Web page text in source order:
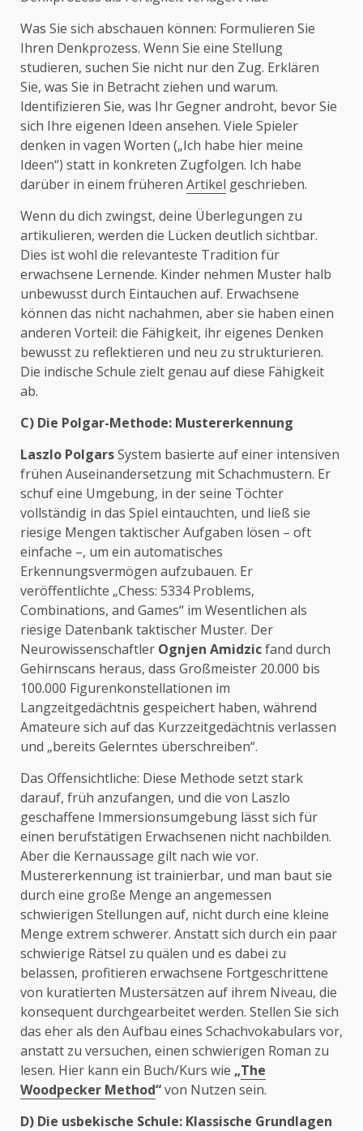
Was Sie sich abschauen können: Formulieren Sie
Ihren Denkprozess. Wenn Sie eine Stellung
studieren, suchen Sie nicht nur den Zug. Erklären
Sie, was Sie in Betracht ziehen und warum.
Identifizieren Sie, was Ihr Gegner androht, bevor Sie
sich Ihre eigenen Ideen ansehen. Viele Spieler
denken in vagen Worten („Ich habe hier meine
Ideen“) statt in konkreten Zugfolgen. Ich habe
darüber in einem früheren Artikel geschrieben.
Wenn du dich zwingst, deine Überlegungen zu
artikulieren, werden die Lücken deutlich sichtbar.
Dies ist wohl die relevanteste Tradition für
erwachsene Lernende. Kinder nehmen Muster halb
unbewusst durch Eintauchen auf. Erwachsene
können das nicht nachahmen, aber sie haben einen
anderen Vorteil: die Fähigkeit, ihr eigenes Denken
bewusst zu reflektieren und neu zu strukturieren.
Die indische Schule zielt genau auf diese Fähigkeit
ab.
C) Die Polgar-Methode: Mustererkennung
Laszlo PolgarsSystem basierte auf einer intensiven
frühen Auseinandersetzung mit Schachmustern. Er
schuf eine Umgebung, in der seine Töchter
vollständig in das Spiel eintauchten, und ließ sie
riesige Mengen taktischer Aufgaben lösen – oft
einfache –, um ein automatisches
Erkennungsvermögen aufzubauen. Er
veröffentlichte „Chess: 5334 Problems,
Combinations, and Games“ im Wesentlichen als
riesige Datenbank taktischer Muster. Der
Neurowissenschaftler Ognjen Amidzicfand durch
Gehirnscans heraus, dass Großmeister 20.000 bis
100.000 Figurenkonstellationen im
Langzeitgedächtnis gespeichert haben, während
Amateure sich auf das Kurzzeitgedächtnis verlassen
und „bereits Gelerntes überschreiben“.
Das Offensichtliche: Diese Methode setzt stark
darauf, früh anzufangen, und die von Laszlo
geschaffene Immersionsumgebung lässt sich für
einen berufstätigen Erwachsenen nicht nachbilden.
Aber die Kernaussage gilt nach wie vor.
Mustererkennung ist trainierbar, und man baut sie
durch eine große Menge an angemessen
schwierigen Stellungen auf, nicht durch eine kleine
Menge extrem schwerer. Anstatt sich durch ein paar
schwierige Rätsel zu quälen und es dabei zu
belassen, profitieren erwachsene Fortgeschrittene
von kuratierten Mustersätzen auf ihrem Niveau, die
konsequent durchgearbeitet werden. Stellen Sie sich
das eher als den Aufbau eines Schachvokabulars vor,
anstatt zu versuchen, einen schwierigen Roman zu
lesen. Hier kann ein Buch/Kurs wie „The
Woodpecker Method“von Nutzen sein.
D) Die usbekische Schule: Klassische Grundlagen